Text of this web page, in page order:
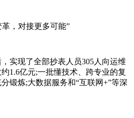
，对接更多可能”
实现了全部抄表人员305人向运维
1.6亿元;一批懂技术、跨专业的复
锻炼;大数据服务和“互联网+”等深